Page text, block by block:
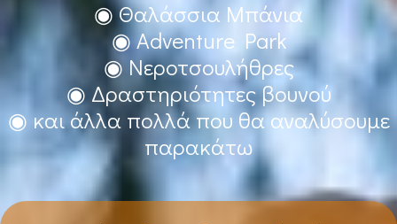
◉ Θαλάσσια Μπάνια
◉ Adventure Park
◉ Νεροτσουλήθρες
◉ Δραστηριότητες βουνού
◉ και άλλα πολλά που θα αναλύσουμε
παρακάτω